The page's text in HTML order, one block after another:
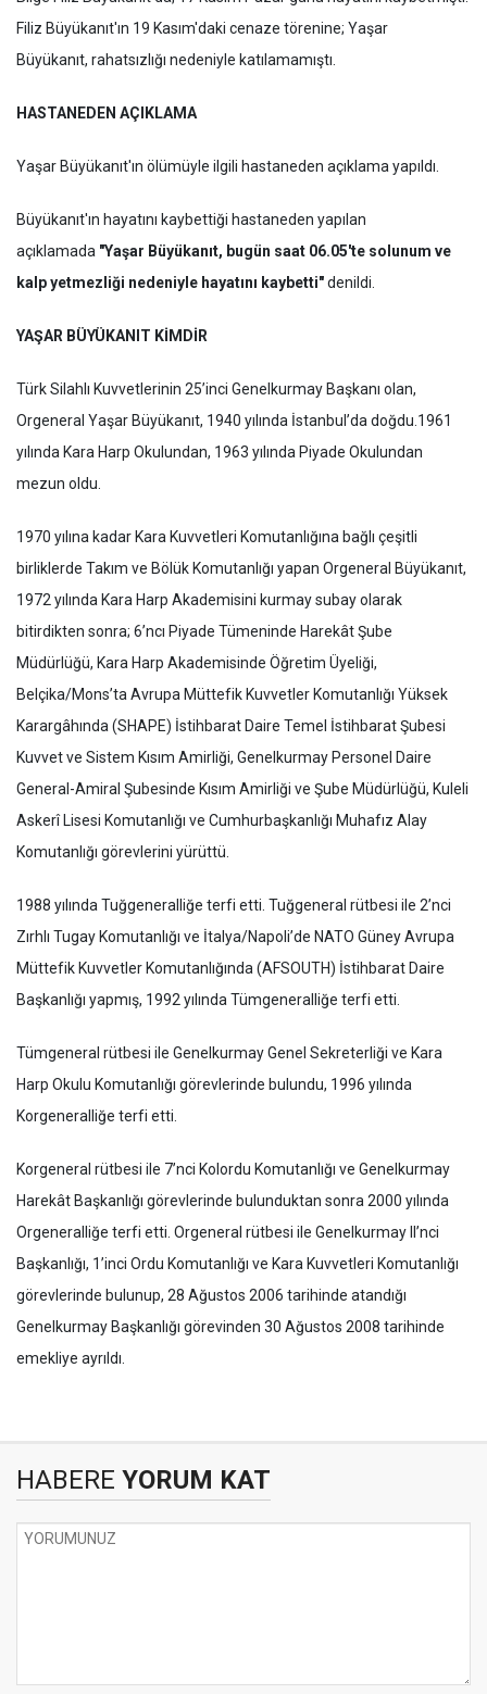
Filiz Büyükanıt'ın 19 Kasım'daki cenaze törenine; Yaşar
Büyükanıt, rahatsızlığı nedeniyle katılamamıştı.
HASTANEDEN AÇIKLAMA
Yaşar Büyükanıt'ın ölümüyle ilgili hastaneden açıklama yapıldı.
Büyükanıt'ın hayatını kaybettiği hastaneden yapılan
açıklamada "Yaşar Büyükanıt, bugün saat 06.05'te solunum ve
kalp yetmezliği nedeniyle hayatını kaybetti"denildi.
YAŞAR BÜYÜKANIT KİMDİR
Türk Silahlı Kuvvetlerinin 25’inci Genelkurmay Başkanı olan,
Orgeneral Yaşar Büyükanıt, 1940 yılında İstanbul’da doğdu.1961
yılında Kara Harp Okulundan, 1963 yılında Piyade Okulundan
mezun oldu.
1970 yılına kadar Kara Kuvvetleri Komutanlığına bağlı çeşitli
birliklerde Takım ve Bölük Komutanlığı yapan Orgeneral Büyükanıt,
1972 yılında Kara Harp Akademisini kurmay subay olarak
bitirdikten sonra; 6’ncı Piyade Tümeninde Harekât Şube
Müdürlüğü, Kara Harp Akademisinde Öğretim Üyeliği,
Belçika/Mons’ta Avrupa Müttefik Kuvvetler Komutanlığı Yüksek
Karargâhında (SHAPE) İstihbarat Daire Temel İstihbarat Şubesi
Kuvvet ve Sistem Kısım Amirliği, Genelkurmay Personel Daire
General-Amiral Şubesinde Kısım Amirliği ve Şube Müdürlüğü, Kuleli
Askerî Lisesi Komutanlığı ve Cumhurbaşkanlığı Muhafız Alay
Komutanlığı görevlerini yürüttü.
1988 yılında Tuğgeneralliğe terfi etti. Tuğgeneral rütbesi ile 2’nci
Zırhlı Tugay Komutanlığı ve İtalya/Napoli’de NATO Güney Avrupa
Müttefik Kuvvetler Komutanlığında (AFSOUTH) İstihbarat Daire
Başkanlığı yapmış, 1992 yılında Tümgeneralliğe terfi etti.
Tümgeneral rütbesi ile Genelkurmay Genel Sekreterliği ve Kara
Harp Okulu Komutanlığı görevlerinde bulundu, 1996 yılında
Korgeneralliğe terfi etti.
Korgeneral rütbesi ile 7’nci Kolordu Komutanlığı ve Genelkurmay
Harekât Başkanlığı görevlerinde bulunduktan sonra 2000 yılında
Orgeneralliğe terfi etti. Orgeneral rütbesi ile Genelkurmay II’nci
Başkanlığı, 1’inci Ordu Komutanlığı ve Kara Kuvvetleri Komutanlığı
görevlerinde bulunup, 28 Ağustos 2006 tarihinde atandığı
Genelkurmay Başkanlığı görevinden 30 Ağustos 2008 tarihinde
emekliye ayrıldı.
HABERE YORUM KAT